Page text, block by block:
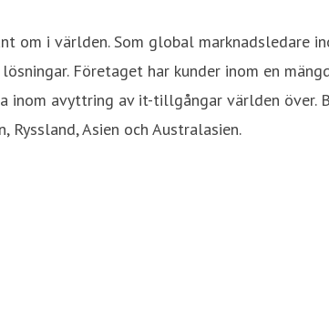
om i världen. Som global marknadsledare
Företaget har kunder inom en
inom avyttring av it-tillgångar världen
Asien och Australasien.